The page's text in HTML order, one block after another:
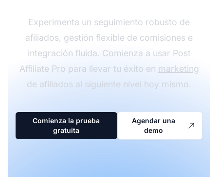
Experimenta un seguimiento robusto de
afiliados, gestión flexible de comisiones e
integración fluida. Comienza a usar Post
Affiliate Pro para llevar tu éxito en marketing
de afiliados al siguiente nivel hoy mismo.
Comienza la prueba
gratuita
Agendar una
demo